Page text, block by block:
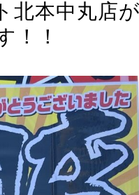
北本中丸店
！！